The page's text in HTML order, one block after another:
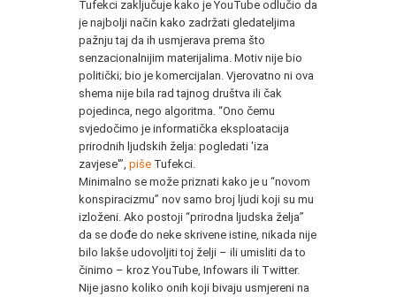
Tufekci zaključuje kako je YouTube odlučio da
je najbolji način kako zadržati gledateljima
pažnju taj da ih usmjerava prema što
senzacionalnijim materijalima. Motiv nije bio
politički; bio je komercijalan. Vjerovatno ni ova
shema nije bila rad tajnog društva ili čak
pojedinca, nego algoritma. “Ono čemu
svjedočimo je informatička eksploatacija
prirodnih ljudskih želja: pogledati 'iza
zavjese'”, piše Tufekci.
Minimalno se može priznati kako je u “novom
konspiracizmu” nov samo broj ljudi koji su mu
izloženi. Ako postoji “prirodna ljudska želja”
da se dođe do neke skrivene istine, nikada nije
bilo lakše udovoljiti toj želji – ili umisliti da to
činimo – kroz YouTube, Infowars ili Twitter.
Nije jasno koliko onih koji bivaju usmjereni na